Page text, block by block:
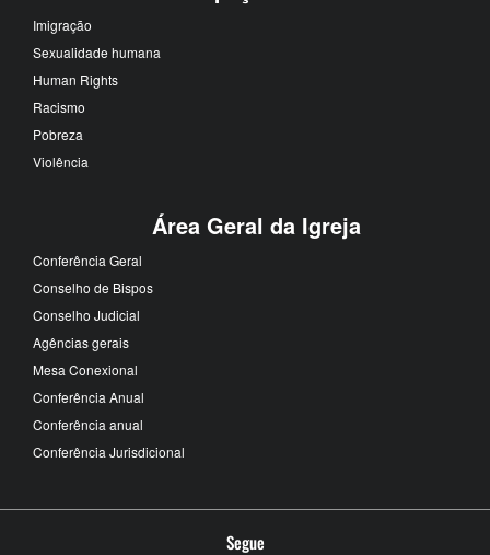
Imigração
Sexualidade humana
Human Rights
Racismo
Pobreza
Violência
Área Geral da Igreja
Conferência Geral
Conselho de Bispos
Conselho Judicial
Agências gerais
Mesa Conexional
Conferência Anual
Conferência anual
Conferência Jurisdicional
Segue